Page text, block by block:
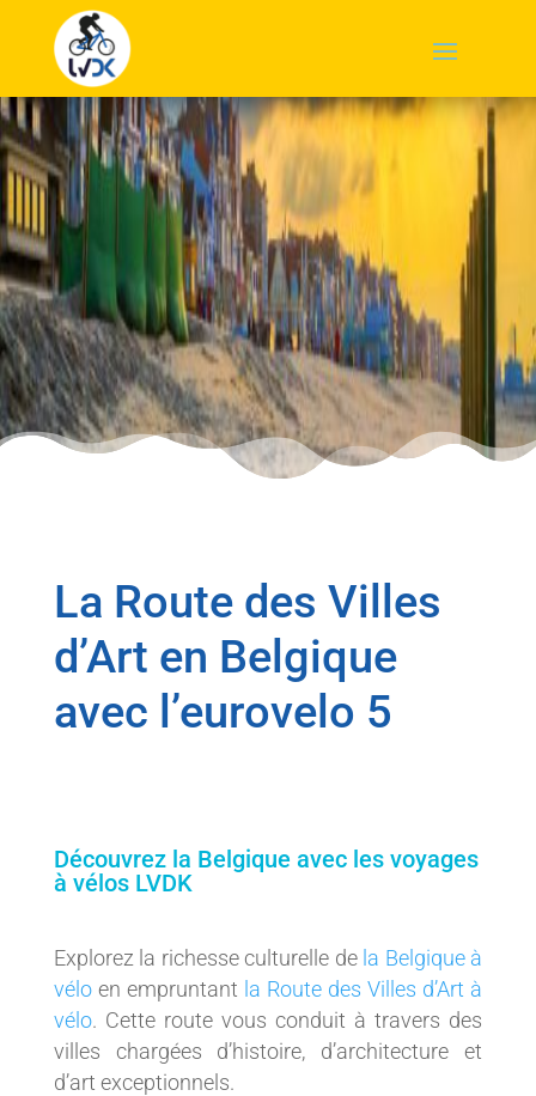
La Route des Villes
d’Art en Belgique
avec l’eurovelo 5
Découvrez la Belgique avec les voyages
à vélos LVDK
Explorez la richesse culturelle de la Belgique à
véloen empruntant la Route des Villes d’Art à
vélo. Cette route vous conduit à travers des
villes chargées d’histoire, d’architecture et
d’art exceptionnels.